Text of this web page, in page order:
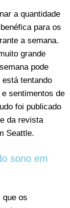
a quantidade
para os
a semana.
grande
pode
tentando
sentimentos de
foi publicado
da revista
Seattle.
sono em
que os